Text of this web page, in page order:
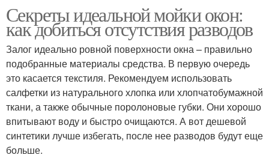
Секреты идеальной мойки окон:
как добиться отсутствия разводов
Залог идеально ровной поверхности окна – правильно
подобранные материалы средства. В первую очередь
это касается текстиля. Рекомендуем использовать
салфетки из натурального хлопка или хлопчатобумажной
ткани, а также обычные поролоновые губки. Они хорошо
впитывают воду и быстро очищаются. А вот дешевой
синтетики лучше избегать, после нее разводов будут еще
больше.